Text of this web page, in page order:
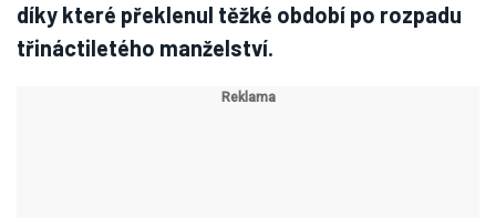
díky které překlenul těžké období po rozpadu
třináctiletého manželství.